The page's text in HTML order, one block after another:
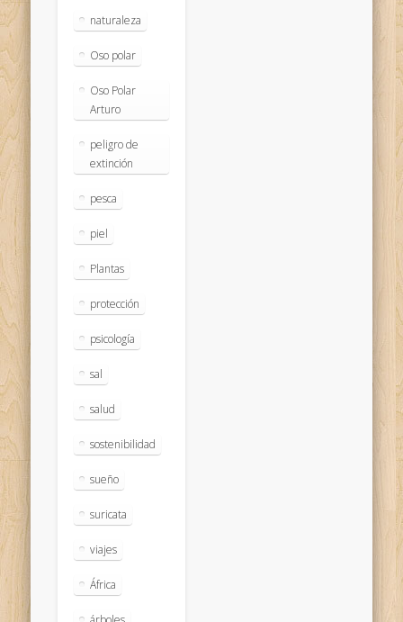
naturaleza
Oso polar
Oso Polar
Arturo
peligro de
extinción
pesca
piel
Plantas
protección
psicología
sal
salud
sostenibilidad
sueño
suricata
viajes
África